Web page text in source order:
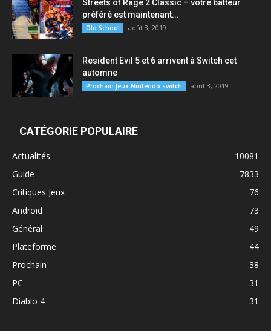
Streets of Rage 2 Classic – votre batteur
préféré est maintenant...
Old School août 3, 2019
Resident Evil 5 et 6 arrivent à Switch cet
automne
Prochain Jeux Nintendo switch août 3, 2019
CATÉGORIE POPULAIRE
Actualités
10081
Guide
7833
Critiques Jeux
76
Android
73
Général
49
Plateforme
44
Prochain
38
PC
31
Diablo 4
31